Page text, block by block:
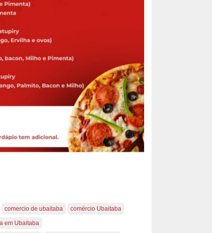
comercio de ubaitaba comércio Ubaitaba
em Ubaitaba